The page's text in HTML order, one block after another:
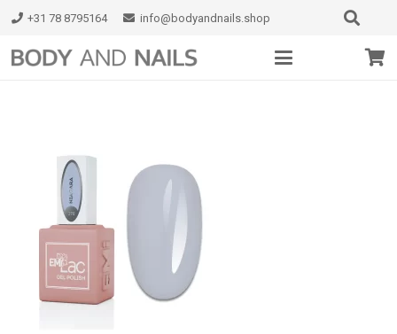
+31 78 8795164 info@bodyandnails.shop